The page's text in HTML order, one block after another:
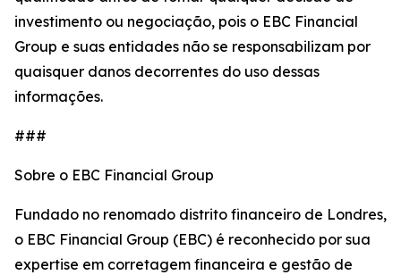
investimento ou negociação, pois o EBC Financial
Group e suas entidades não se responsabilizam por
quaisquer danos decorrentes do uso dessas
informações.
###
Sobre o EBC Financial Group
Fundado no renomado distrito financeiro de Londres,
o EBC Financial Group (EBC) é reconhecido por sua
expertise em corretagem financeira e gestão de